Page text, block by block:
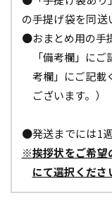
の手提げ袋を同送
●おまとめ用の手
「備考欄」に
考欄」にご記載
ございます。）
●発送までには1
※挨拶状をご希望
にて選択くださ